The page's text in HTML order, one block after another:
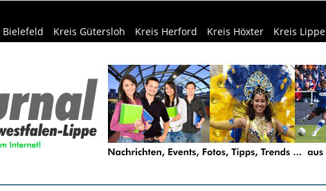
Bielefeld Kreis Gütersloh Kreis Herford Kreis Höxter Kreis Lippe